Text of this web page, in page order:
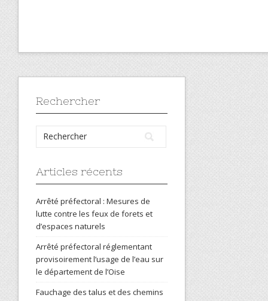
Rechercher
Articles récents
Arrêté préfectoral : Mesures de
lutte contre les feux de forets et
d’espaces naturels
Arrêté préfectoral réglementant
provisoirement l’usage de l’eau sur
le département de l’Oise
Fauchage des talus et des chemins